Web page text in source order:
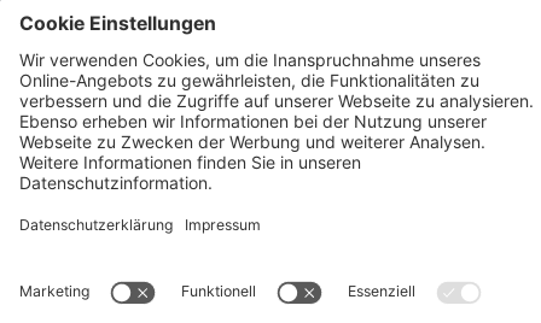
Impressum
Datenschutz
Code Of Conduct
AGB Für Leistungen Im Risiko- Und
Chancenmanagement
AGB Für Data And Marketing Solutions
Business Ethics Policy
© 2026 CRIF GmbH | All rights reserved.